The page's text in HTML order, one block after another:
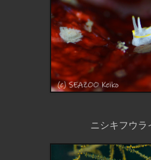
ニシキフウラ